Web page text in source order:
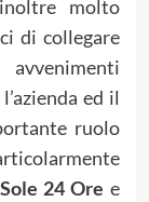
molto
di collegare
ed il
ruolo
Sole 24 Ore e